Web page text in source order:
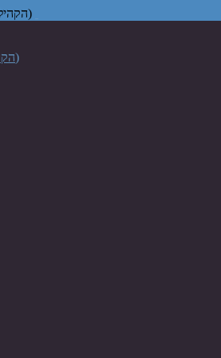
Židovska vjerska zajednica "Bet Israel" u Zagrebu (הקהילה היהודית בית ישראל בקרואטיה)